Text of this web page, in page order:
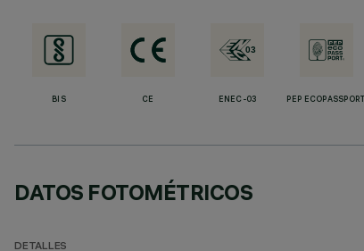
BIS CE ENEC-03 PEP ECOPASSPORT
DATOS FOTOMÉTRICOS
DETALLES